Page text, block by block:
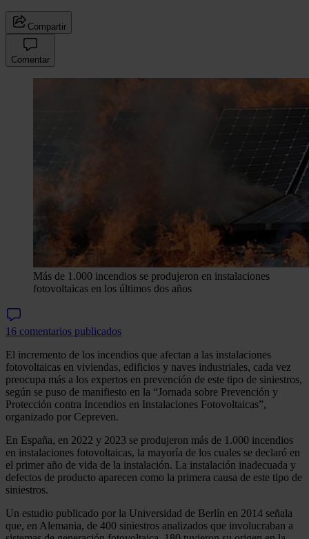
Compartir
Comentar
Más de 1.000 incendios se produjeron en instalaciones
fotovoltaicas en los últimos dos años
16 comentarios publicados
El incremento de los incendios que afectan a las instalaciones
fotovoltaicas en viviendas, edificios y naves industriales, cada vez
preocupa más a los expertos en prevención de este tipo de siniestros,
según se puso de manifiesto en la “Jornada sobre Prevención y
Protección contra Incendios en Instalaciones Fotovoltaicas”,
organizado por Cepreven.
En España, en 2022 y 2023 se produjeron más de 1.000 incendios
en instalaciones fotovoltaicas, la mayoría de los cuales se declaró en
el primer año de vida de la instalación. La instalación inadecuada y
defectos de producto aparecen como la primera causa de este tipo de
siniestros.
Un estudio publicado por la Universidad de Berlín en 2014 señala
que, en Alemania, de 400 siniestros analizados que involucraban a